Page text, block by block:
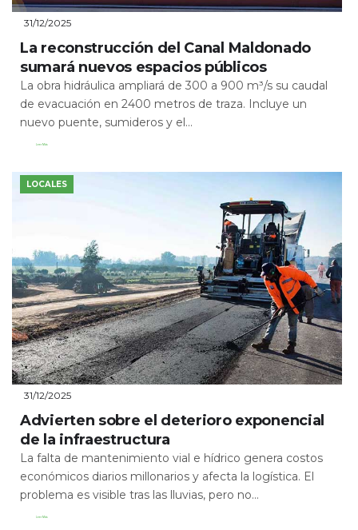
31/12/2025
La reconstrucción del Canal Maldonado
sumará nuevos espacios públicos
La obra hidráulica ampliará de 300 a 900 m³/s su caudal
de evacuación en 2400 metros de traza. Incluye un
nuevo puente, sumideros y el...
Leer Más
LOCALES
31/12/2025
Advierten sobre el deterioro exponencial
de la infraestructura
La falta de mantenimiento vial e hídrico genera costos
económicos diarios millonarios y afecta la logística. El
problema es visible tras las lluvias, pero no...
Leer Más